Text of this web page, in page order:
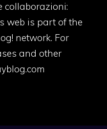
collaborazioni:
web is part of the
network. For
and other